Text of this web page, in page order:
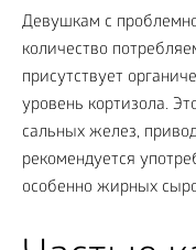
Девушкам с
количество
присутствует
уровень кортизола.
сальных желез,
рекомендуется
особенно жирных